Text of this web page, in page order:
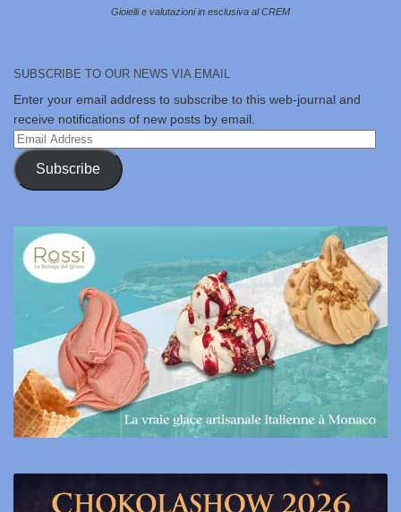
Gioielli e valutazioni in esclusiva al CREM
SUBSCRIBE TO OUR NEWS VIA EMAIL
Enter your email address to subscribe to this web-journal and
receive notifications of new posts by email.
Email
Address
Subscribe